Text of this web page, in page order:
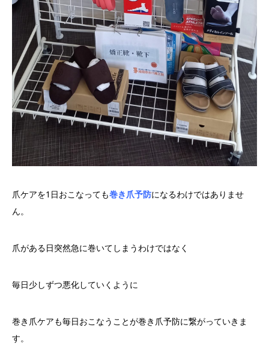
爪ケアを1日おこなっても巻き爪予防になるわけではありませ
ん。
爪がある日突然急に巻いてしまうわけではなく
毎日少しずつ悪化していくように
巻き爪ケアも毎日おこなうことが巻き爪予防に繋がっていきま
す。